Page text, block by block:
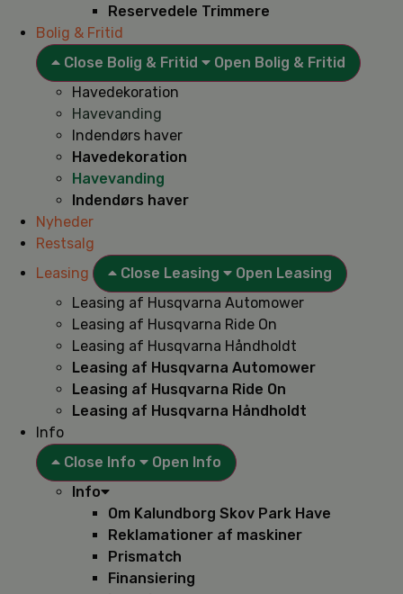
Reservedele Trimmere
Bolig & Fritid
Close Bolig & Fritid
Open Bolig & Fritid
Havedekoration
Havevanding
Indendørs haver
Havedekoration
Havevanding
Indendørs haver
Nyheder
Restsalg
Leasing
Close Leasing
Open Leasing
Leasing af Husqvarna Automower
Leasing af Husqvarna Ride On
Leasing af Husqvarna Håndholdt
Leasing af Husqvarna Automower
Leasing af Husqvarna Ride On
Leasing af Husqvarna Håndholdt
Info
Close Info
Open Info
Info
Om Kalundborg Skov Park Have
Reklamationer af maskiner
Prismatch
Finansiering